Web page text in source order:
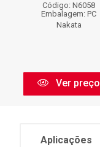
Código: N6058
Embalagem: PC
Nakata
Ver preço
Aplicações